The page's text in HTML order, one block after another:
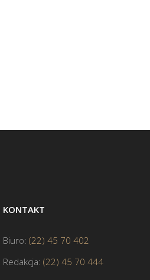
KONTAKT
Biuro: (22) 45 70 402
Redakcja: (22) 45 70 444